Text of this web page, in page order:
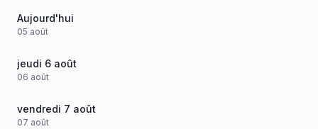
Aujourd'hui
05 août
jeudi 6 août
06 août
vendredi 7 août
07 août